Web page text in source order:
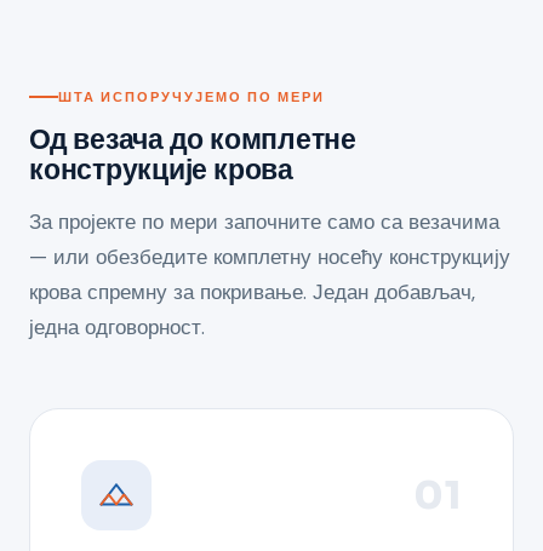
ШТА ИСПОРУЧУЈЕМО ПО МЕРИ
Од везача до комплетне
конструкције крова
За пројекте по мери започните само са везачима
— или обезбедите комплетну носећу конструкцију
крова спремну за покривање. Један добављач,
једна одговорност.
01